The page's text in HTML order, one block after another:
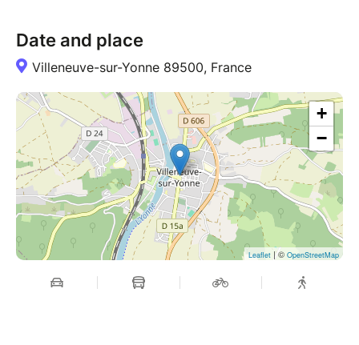
Date and place
Villeneuve-sur-Yonne 89500, France
+
−
Leaflet | © OpenStreetMap